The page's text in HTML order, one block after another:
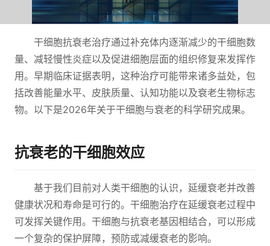
干细胞抗衰老治疗通过补充体内逐渐减少的干细胞数
量、减轻慢性炎症以及促进细胞层面的组织修复来发挥作
用。早期临床证据表明，这种治疗可能带来诸多益处，包
括改善能量水平、皮肤质量、认知功能以及衰老生物标志
物。以下是2026年关于干细胞与衰老的科学研究成果。
抗衰老的干细胞效应
基于我们目前对人类干细胞的认识，延缓衰老并改善
健康状况和寿命是可行的。干细胞治疗在延缓衰老过程中
可发挥关键作用。干细胞与抗衰老基因相结合，可以形成
一个复杂的保护屏障，预防或减缓衰老的影响。